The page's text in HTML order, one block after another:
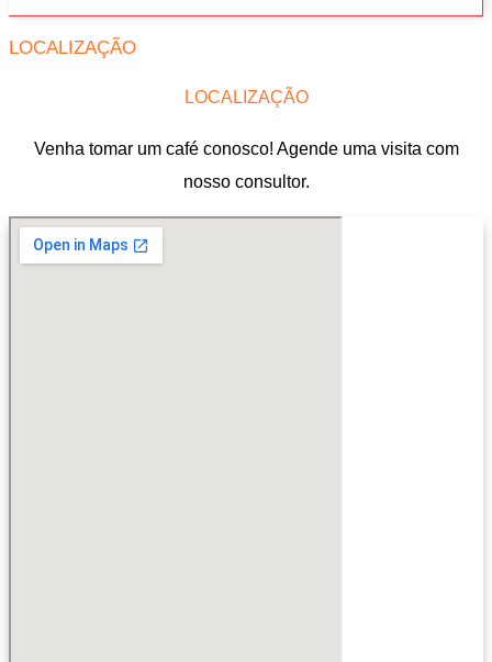
LOCALIZAÇÃO
LOCALIZAÇÃO
Venha tomar um café conosco! Agende uma visita com
nosso consultor.